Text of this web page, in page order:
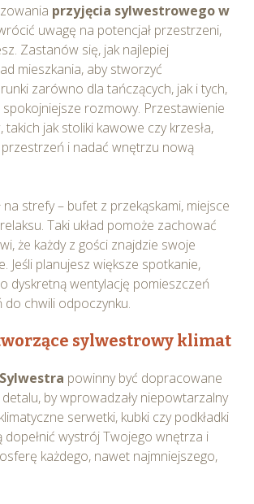
przyjęcia sylwestrowego w
uwagę na potencjał przestrzeni,
Zastanów się, jak najlepiej
mieszkania, aby stworzyć
zarówno dla tańczących, jak i tych,
rozmowy. Przestawienie
takich jak stoliki kawowe czy krzesła,
i nadać wnętrzu nową
na strefy – bufet z przekąskami, miejsce
Taki układ pomoże zachować
że każdy z gości znajdzie swoje
Jeśli planujesz większe spotkanie,
dyskretną wentylację pomieszczeń
chwili odpoczynku.
sylwestrowy klimat
powinny być dopracowane
by wprowadzały niepowtarzalny
serwetki, kubki czy podkładki
dopełnić wystrój Twojego wnętrza i
każdego, nawet najmniejszego,